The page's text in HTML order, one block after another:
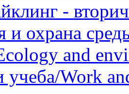
-
и охрана
and
учеба/Work